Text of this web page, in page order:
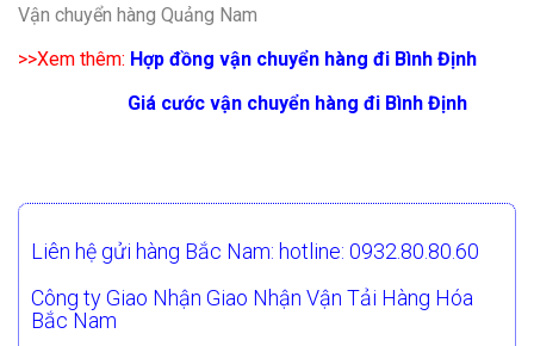
Vận chuyển hàng Quảng Nam
>>Xem thêm: Hợp đồng vận chuyển hàng đi Bình Định
Giá cước vận chuyển hàng đi Bình Định
Liên hệ gửi hàng Bắc Nam: hotline: 0932.80.80.60
Công ty Giao Nhận Giao Nhận Vận Tải Hàng Hóa
Bắc Nam